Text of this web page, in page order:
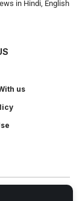
in Hindi, English
us
by and